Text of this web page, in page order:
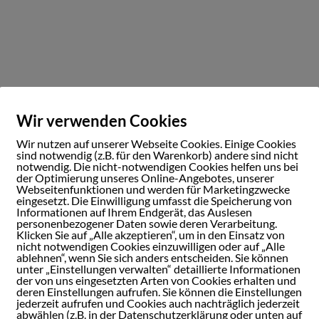
brauchen Verstärkung!
(m/w/d) für Druck- und
gesucht!
Großraum Rotenburg (Wümme)
Vollzeit
Ab sofort
Aufgaben:
Instandhaltung und Reparatur von Druck- und
Canon, Brother)
Wir verwenden Cookies
Wir nutzen auf unserer Webseite Cookies. Einige Cookies
sind notwendig (z.B. für den Warenkorb) andere sind nicht
notwendig. Die nicht-notwendigen Cookies helfen uns bei
der Optimierung unseres Online-Angebotes, unserer
Webseitenfunktionen und werden für Marketingzwecke
eingesetzt. Die Einwilligung umfasst die Speicherung von
Informationen auf Ihrem Endgerät, das Auslesen
personenbezogener Daten sowie deren Verarbeitung.
Klicken Sie auf „Alle akzeptieren“, um in den Einsatz von
nicht notwendigen Cookies einzuwilligen oder auf „Alle
ablehnen“, wenn Sie sich anders entscheiden. Sie können
unter „Einstellungen verwalten“ detaillierte Informationen
der von uns eingesetzten Arten von Cookies erhalten und
deren Einstellungen aufrufen. Sie können die Einstellungen
jederzeit aufrufen und Cookies auch nachträglich jederzeit
abwählen (z.B. in der Datenschutzerklärung oder unten auf